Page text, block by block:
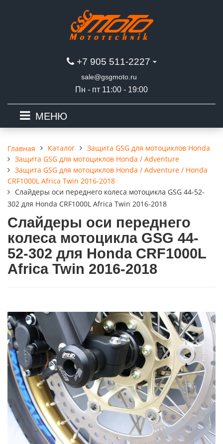
+7 905 511-2227
sale@gsgmoto.ru
Пн - пт 11:00 - 19:00
МЕНЮ
Главная Каталог
Защита GSG для мотоциклов Honda
Защита GSG для мотоциклов Honda / Adventure
Защита GSG для мотоциклов Honda / Adventure / Honda
CRF1000L Africa Twin 2016-2018
Слайдеры оси переднего колеса мотоцикла GSG 44-52-
302 для Honda CRF1000L Africa Twin 2016-2018
Слайдеры оси переднего
колеса мотоцикла GSG 44-
52-302 для Honda CRF1000L
Africa Twin 2016-2018